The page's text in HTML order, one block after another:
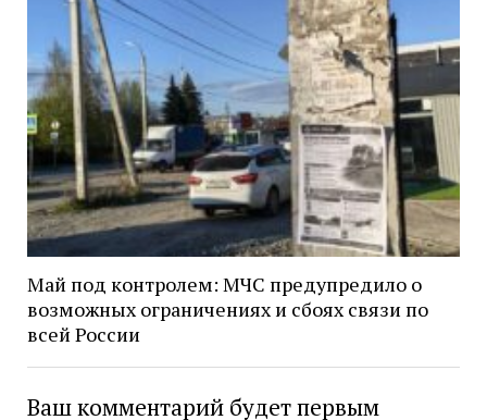
Май под контролем: МЧС предупредило о
возможных ограничениях и сбоях связи по
всей России
Ваш комментарий будет первым